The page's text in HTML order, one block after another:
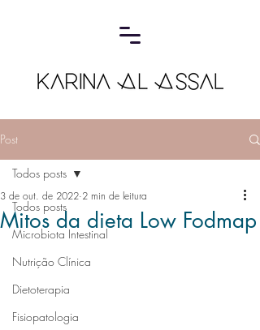
Post
Todos posts
Microbiota Intestinal
Nutrição Clínica
Dietoterapia
Fisiopatologia
Todos posts
Mitos da dieta Low Fodmap
3 de out. de 2022 2 min de leitura